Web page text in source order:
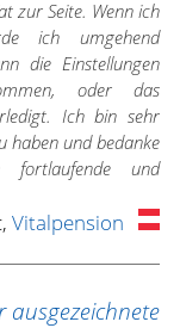
zur Seite. Wenn ich
ich umgehend
die Einstellungen
oder das
Ich bin sehr
haben und bedanke
und
Vitalpension
ausgezeichnete